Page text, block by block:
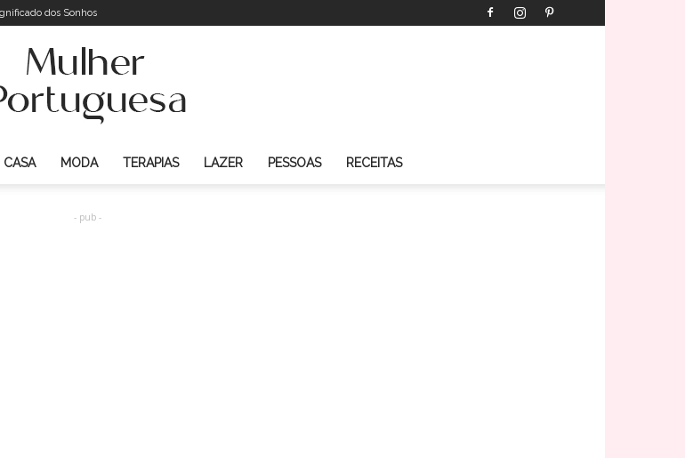
dos Sonhos
CASA MODA TERAPIAS LAZER PESSOAS RECEITAS
- pub -